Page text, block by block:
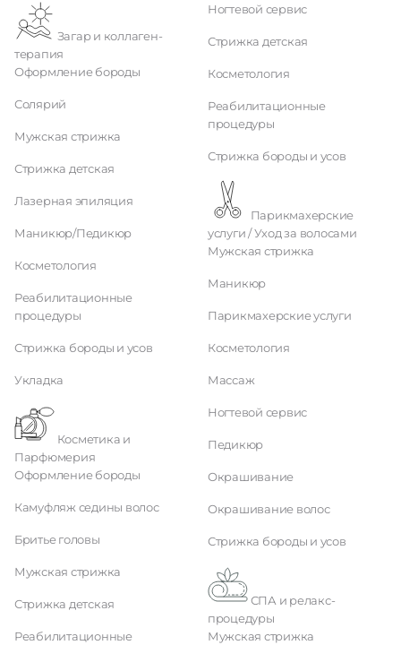
терапия
Оформление бороды
Солярий
Мужская стрижка
Стрижка детская
Лазерная эпиляция
Маникюр/Педикюр
Косметология
Реабилитационные
процедуры
Стрижка бороды и усов
Укладка
Парфюмерия
Оформление бороды
Камуфляж седины волос
Бритье головы
Мужская стрижка
Стрижка детская
Реабилитационные
Ногтевой сервис
Стрижка детская
Косметология
Реабилитационные
процедуры
Стрижка бороды и усов
услуги / Уход за волосами
Мужская стрижка
Маникюр
Парикмахерские услуги
Косметология
Массаж
Ногтевой сервис
Педикюр
Окрашивание
Окрашивание волос
Стрижка бороды и усов
процедуры
Мужская стрижка